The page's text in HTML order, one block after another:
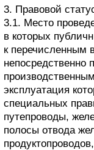
3. Правовой
3.1. Место
в которых
к перечисленным
эксплуатация
специальных
путепроводы,
полосы отвода